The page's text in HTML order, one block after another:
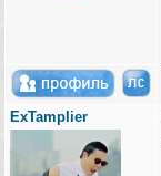
ExTamplier